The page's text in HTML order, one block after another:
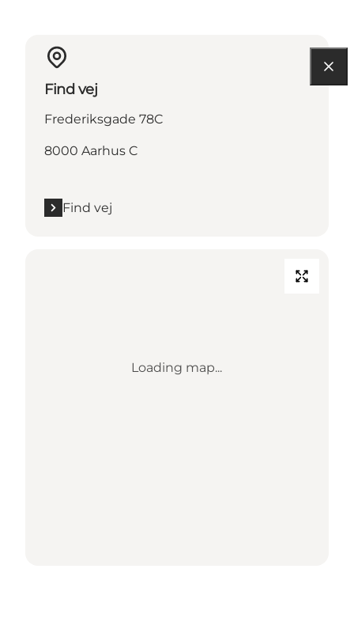
Find vej
Frederiksgade 78C
8000 Aarhus C
Find vej
Loading map...